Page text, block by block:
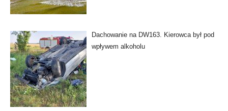
Dachowanie na DW163. Kierowca był pod
wpływem alkoholu